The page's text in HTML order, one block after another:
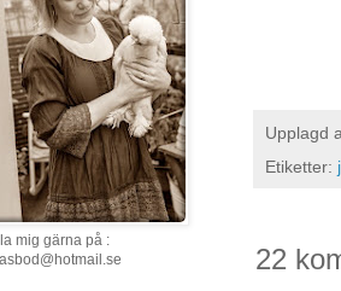
Upplagd
Etiketter:
22
mig gärna på :